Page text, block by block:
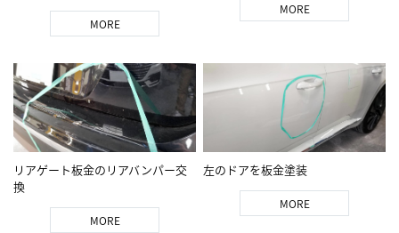
MORE
MORE
リアゲート板金のリアバンパー交
換
MORE
左のドアを板金塗装
MORE